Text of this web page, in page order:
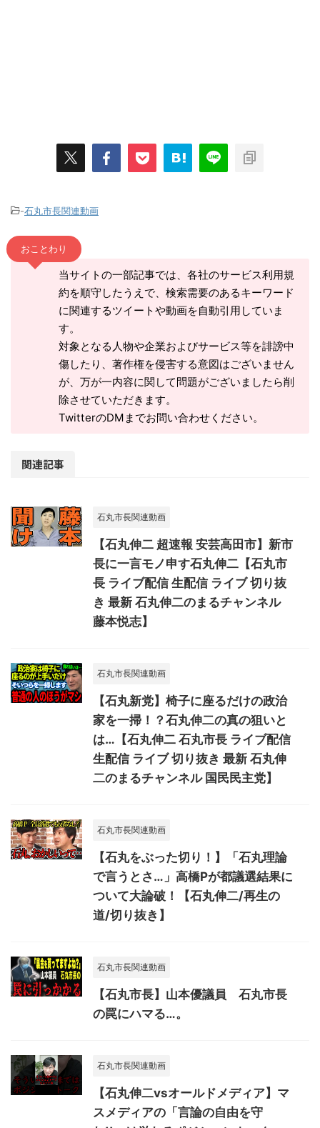
-石丸市長関連動画
おことわり
当サイトの一部記事では、各社のサービス利用規
約を順守したうえで、検索需要のあるキーワード
に関連するツイートや動画を自動引用していま
す。
対象となる人物や企業およびサービス等を誹謗中
傷したり、著作権を侵害する意図はございません
が、万が一内容に関して問題がございましたら削
除させていただきます。
TwitterのDMまでお問い合わせください。
関連記事
石丸市長関連動画
【石丸伸二 超速報 安芸高田市】新市
長に一言モノ申す石丸伸二【石丸市
長 ライブ配信 生配信 ライブ 切り抜
き 最新 石丸伸二のまるチャンネル
藤本悦志】
石丸市長関連動画
【石丸新党】椅子に座るだけの政治
家を一掃！？石丸伸二の真の狙いと
は…【石丸伸二 石丸市長 ライブ配信
生配信 ライブ 切り抜き 最新 石丸伸
二のまるチャンネル 国民民主党】
石丸市長関連動画
【石丸をぶった切り！】「石丸理論
で言うとさ…」高橋Pが都議選結果に
ついて大論破！【石丸伸二/再生の
道/切り抜き】
石丸市長関連動画
【石丸市長】山本優議員 石丸市長
の罠にハマる…。
石丸市長関連動画
【石丸伸二vsオールドメディア】マ
スメディアの「言論の自由を守